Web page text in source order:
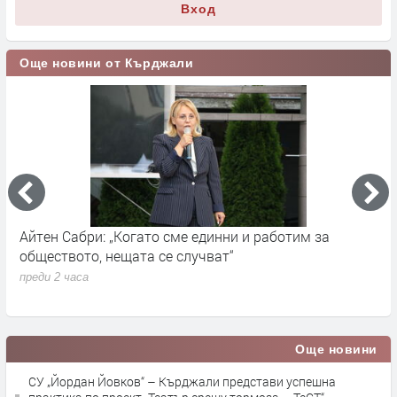
Вход
Още новини от Кърджали
Айтен Сабри: „Когато сме единни и работим за
обществото, нещата се случват“
преди 2 часа
Още новини
СУ „Йордан Йовков“ – Кърджали представи успешна